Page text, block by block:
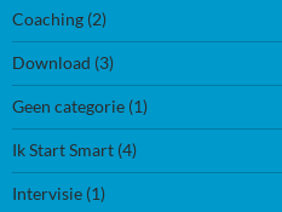
Coaching (2)
Download (3)
Geen categorie (1)
Ik Start Smart (4)
Intervisie (1)